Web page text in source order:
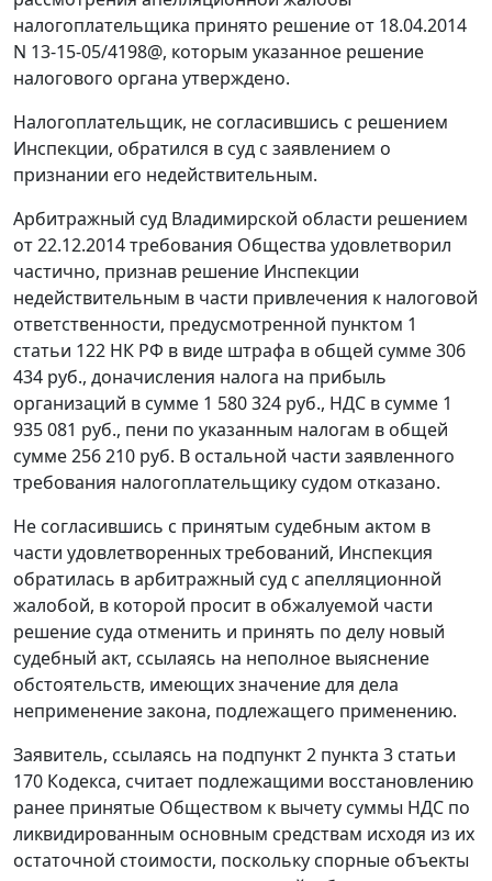
налогоплательщика принято решение от 18.04.2014
N 13-15-05/4198@, которым указанное решение
налогового органа утверждено.
Налогоплательщик, не согласившись с решением
Инспекции, обратился в суд с заявлением о
признании его недействительным.
Арбитражный суд Владимирской области решением
от 22.12.2014 требования Общества удовлетворил
частично, признав решение Инспекции
недействительным в части привлечения к налоговой
ответственности, предусмотренной пунктом 1
статьи 122 НК РФ в виде штрафа в общей сумме 306
434 руб., доначисления налога на прибыль
организаций в сумме 1 580 324 руб., НДС в сумме 1
935 081 руб., пени по указанным налогам в общей
сумме 256 210 руб. В остальной части заявленного
требования налогоплательщику судом отказано.
Не согласившись с принятым судебным актом в
части удовлетворенных требований, Инспекция
обратилась в арбитражный суд с апелляционной
жалобой, в которой просит в обжалуемой части
решение суда отменить и принять по делу новый
судебный акт, ссылаясь на неполное выяснение
обстоятельств, имеющих значение для дела
неприменение закона, подлежащего применению.
Заявитель, ссылаясь на подпункт 2 пункта 3 статьи
170 Кодекса, считает подлежащими восстановлению
ранее принятые Обществом к вычету суммы НДС по
ликвидированным основным средствам исходя из их
остаточной стоимости, поскольку спорные объекты